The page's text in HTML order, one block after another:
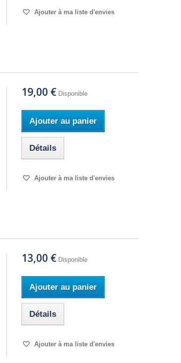
Ajouter à ma liste d'envies
19,00 € Disponible
Ajouter au panier
Détails
Ajouter à ma liste d'envies
13,00 € Disponible
Ajouter au panier
Détails
Ajouter à ma liste d'envies